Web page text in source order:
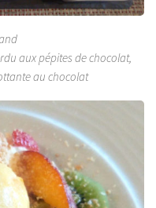
aux pépites de chocolat,
au chocolat